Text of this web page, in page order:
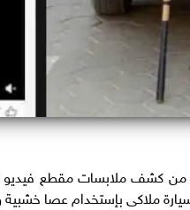
من كشف ملابسات مقطع
ملاكى بإستخدام عصا خشبية